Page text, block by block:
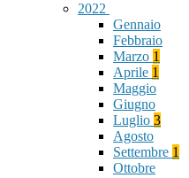
2022
Gennaio
Febbraio
Marzo 1
Aprile 1
Maggio
Giugno
Luglio 3
Agosto
Settembre 1
Ottobre